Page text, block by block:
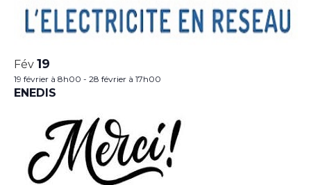
Fév 19
19 février à 8h00 - 28 février à 17h00
ENEDIS